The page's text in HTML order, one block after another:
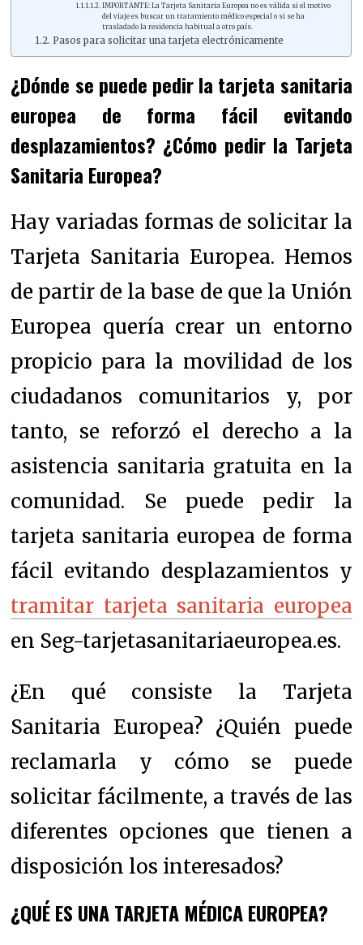
IMPORTANTE: La Tarjeta Sanitaria Europea no es válida si el motivo
del viaje es buscar un tratamiento médico especial o si se ha
trasladado la residencia habitual a otro país.
Pasos para solicitar una tarjeta electrónicamente
¿Dónde se puede pedir la tarjeta sanitaria
europea de forma fácil evitando
desplazamientos? ¿Cómo pedir la Tarjeta
Sanitaria Europea?
Hay variadas formas de solicitar la
Tarjeta Sanitaria Europea. Hemos
de partir de la base de que la Unión
Europea quería crear un entorno
propicio para la movilidad de los
ciudadanos comunitarios y, por
tanto, se reforzó el derecho a la
asistencia sanitaria gratuita en la
comunidad. Se puede pedir la
tarjeta sanitaria europea de forma
fácil evitando desplazamientos y
tramitar tarjeta sanitaria europea
en Seg-tarjetasanitariaeuropea.es.
¿En qué consiste la Tarjeta
Sanitaria Europea? ¿Quién puede
reclamarla y cómo se puede
solicitar fácilmente, a través de las
diferentes opciones que tienen a
disposición los interesados?
¿QUÉ ES UNA TARJETA MÉDICA EUROPEA?